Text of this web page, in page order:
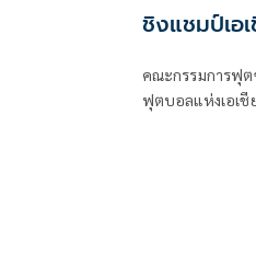
ชิงแชมป์เอ
คณะกรรมการฟุ
ฟุตบอลแห่งเอเชี